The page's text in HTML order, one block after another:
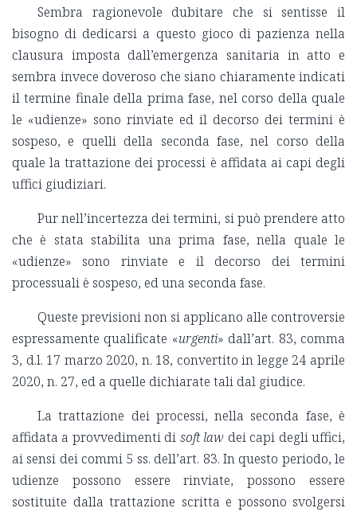
Sembra ragionevole dubitare che si sentisse il
bisogno di dedicarsi a questo gioco di pazienza nella
clausura imposta dall’emergenza sanitaria in atto e
sembra invece doveroso che siano chiaramente indicati
il termine finale della prima fase, nel corso della quale
le «udienze» sono rinviate ed il decorso dei termini è
sospeso, e quelli della seconda fase, nel corso della
quale la trattazione dei processi è affidata ai capi degli
uffici giudiziari.
Pur nell’incertezza dei termini, si può prendere atto
che è stata stabilita una prima fase, nella quale le
«udienze» sono rinviate e il decorso dei termini
processuali è sospeso, ed una seconda fase.
Queste previsioni non si applicano alle controversie
espressamente qualificate «urgenti» dall’art. 83, comma
3, d.l. 17 marzo 2020, n. 18, convertito in legge 24 aprile
2020, n. 27, ed a quelle dichiarate tali dal giudice.
La trattazione dei processi, nella seconda fase, è
affidata a provvedimenti di soft law dei capi degli uffici,
ai sensi dei commi 5 ss. dell’art. 83. In questo periodo, le
udienze possono essere rinviate, possono essere
sostituite dalla trattazione scritta e possono svolgersi